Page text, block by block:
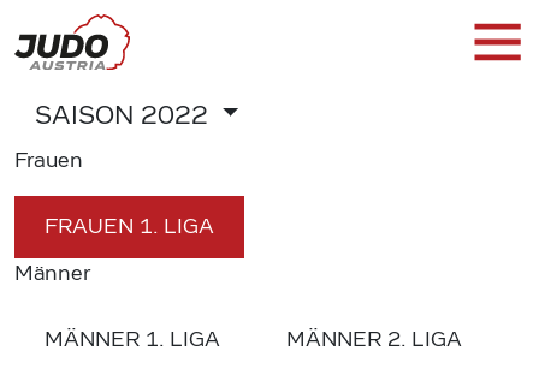
SAISON 2022
Frauen
FRAUEN 1. LIGA
Männer
MÄNNER 1. LIGA MÄNNER 2. LIGA